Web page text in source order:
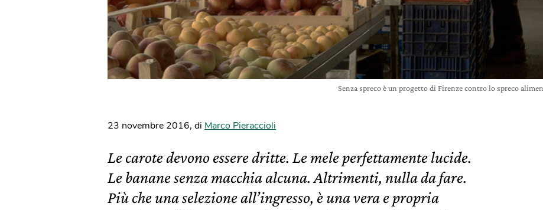
Senza spreco è un progetto di Firenze contro lo spreco
23 novembre 2016, di Marco Pieraccioli
Le carote devono essere dritte. Le mele perfettamente lucide.
Le banane senza macchia alcuna. Altrimenti, nulla da fare.
Più che una selezione all’ingresso, è una vera e propria